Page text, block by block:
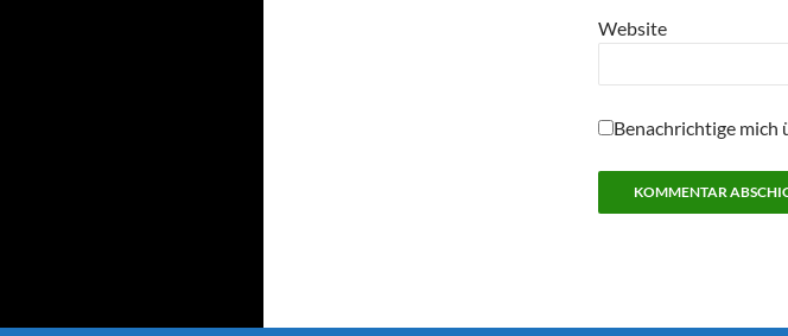
Website
Benachrichtige mich